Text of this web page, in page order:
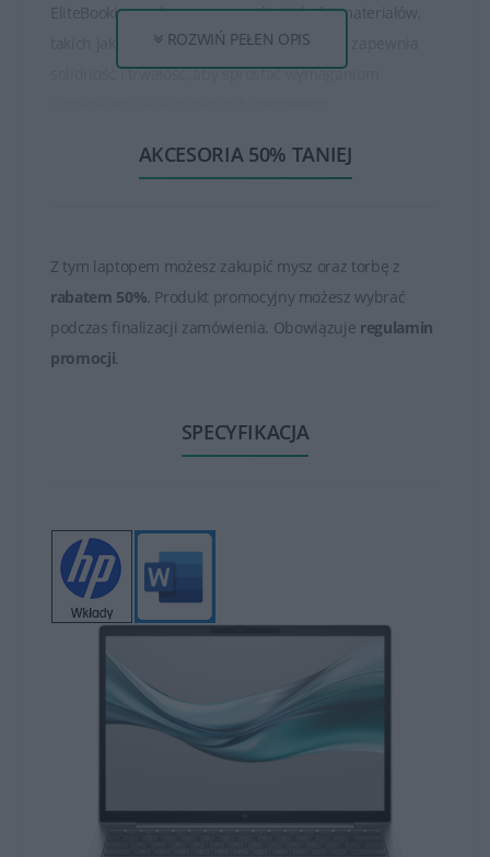
EliteBooki są wykonane z wysokiej jakości materiałów,
takich jak stop magnezu czy aluminium, co zapewnia
solidność i trwałość, aby sprostać wymaganiom
EliteBooki posiadają zaawansowane funkcje
zabezpieczeń, takie jak czytniki linii papilarnych,
nieautoryzowanym dostępem.
Pomimo solidnej konstrukcji, EliteBooki są zazwyczaj
lekkie i przenośne, co ułatwia ich noszenie w podróży
wygodę użytkowania.
podłączenie do różnorodnych urządzeń zewnętrznych i
stacji dokujących.
Notebooki HP EliteBook są dedykowane dla
profesjonalistów, biznesmenów i korporacji, którzy
potrzebują wysokiej jakości, wydajnego i bezpiecznego
laptopa do intensywnego użytku w środowisku
biznesowym. Ich zaawansowane funkcje, trwałość i
wymagających użytkowników biznesowych.
ROZWIŃ PEŁEN OPIS
AKCESORIA 50% TANIEJ
Z tym laptopem możesz zakupić mysz oraz torbę z
rabatem 50% . Produkt promocyjny możesz wybrać
podczas finalizacji zamówienia. Obowiązuje regulamin
promocji
SPECYFIKACJA